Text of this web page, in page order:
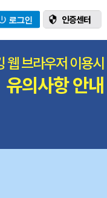
로그인 인증센터
웹 브라우저 이용시
유의사항 안내